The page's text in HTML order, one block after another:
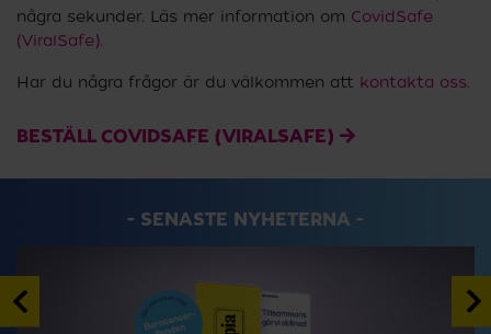
några sekunder. Läs mer information om CovidSafe
(ViralSafe).
Har du några frågor är du välkommen att kontakta oss.
BESTÄLL COVIDSAFE (VIRALSAFE)
SENASTE NYHETERNA